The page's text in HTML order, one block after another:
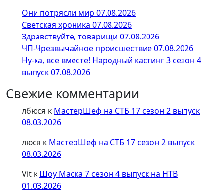
Они потрясли мир 07.08.2026
Светская хроника 07.08.2026
Здравствуйте, товарищи 07.08.2026
ЧП-Чрезвычайное происшествие 07.08.2026
Ну-ка, все вместе! Народный кастинг 3 сезон 4
выпуск 07.08.2026
Свежие комментарии
лбюся к МастерШеф на СТБ 17 сезон 2 выпуск
08.03.2026
люся к МастерШеф на СТБ 17 сезон 2 выпуск
08.03.2026
Vit к Шоу Маска 7 сезон 4 выпуск на НТВ
01.03.2026